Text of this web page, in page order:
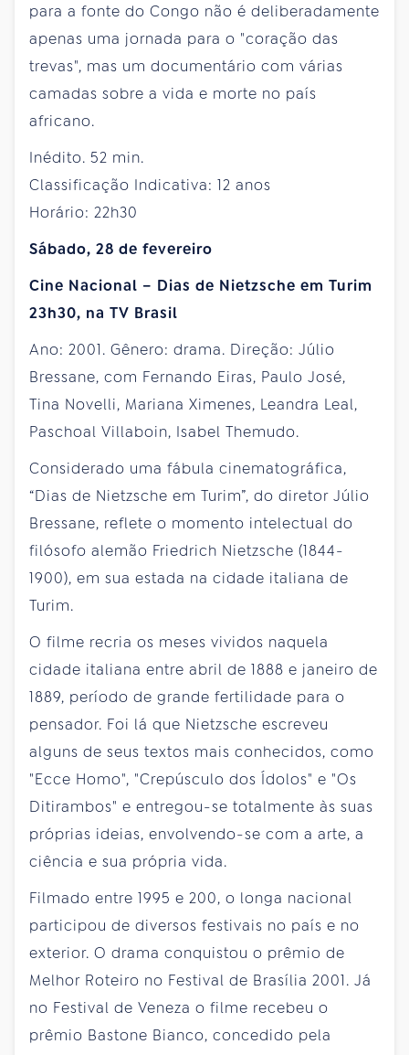
para a fonte do Congo não é deliberadamente
apenas uma jornada para o "coração das
trevas", mas um documentário com várias
camadas sobre a vida e morte no país
africano.
Inédito. 52 min.
Classificação Indicativa: 12 anos
Horário: 22h30
Sábado, 28 de fevereiro
Cine Nacional – Dias de Nietzsche em Turim
23h30, na TV Brasil
Ano: 2001. Gênero: drama. Direção: Júlio
Bressane, com Fernando Eiras, Paulo José,
Tina Novelli, Mariana Ximenes, Leandra Leal,
Paschoal Villaboin, Isabel Themudo.
Considerado uma fábula cinematográfica,
“Dias de Nietzsche em Turim”, do diretor Júlio
Bressane, reflete o momento intelectual do
filósofo alemão Friedrich Nietzsche (1844-
1900), em sua estada na cidade italiana de
Turim.
O filme recria os meses vividos naquela
cidade italiana entre abril de 1888 e janeiro de
1889, período de grande fertilidade para o
pensador. Foi lá que Nietzsche escreveu
alguns de seus textos mais conhecidos, como
"Ecce Homo", "Crepúsculo dos Ídolos" e "Os
Ditirambos" e entregou-se totalmente às suas
próprias ideias, envolvendo-se com a arte, a
ciência e sua própria vida.
Filmado entre 1995 e 200, o longa nacional
participou de diversos festivais no país e no
exterior. O drama conquistou o prêmio de
Melhor Roteiro no Festival de Brasília 2001. Já
no Festival de Veneza o filme recebeu o
prêmio Bastone Bianco, concedido pela